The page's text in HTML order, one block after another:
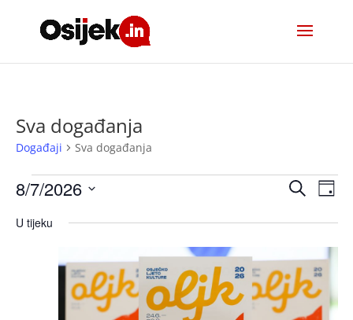
Sva događanja
Događaji Sva događanja
Događaji
for
7
2026
i
Pretraži
Dan
8/7/2026
datum.
U tijeku